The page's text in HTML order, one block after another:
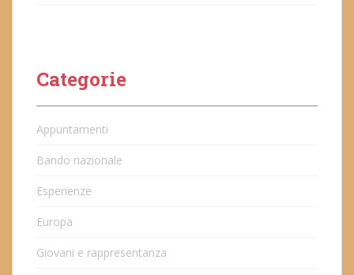
Categorie
Appuntamenti
Bando nazionale
Esperienze
Europa
Giovani e rappresentanza